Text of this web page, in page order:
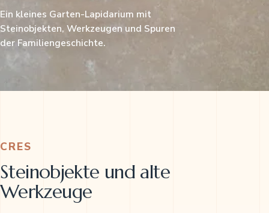
Ein kleines Garten-Lapidarium mit
Steinobjekten, Werkzeugen und Spuren
der Familiengeschichte.
CRES
Steinobjekte und alte
Werkzeuge